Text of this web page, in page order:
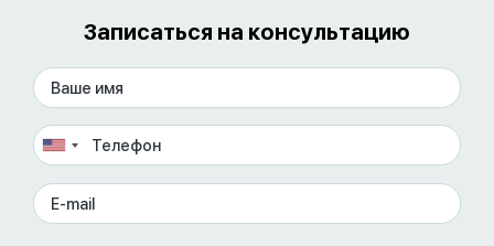
Записаться на консультацию